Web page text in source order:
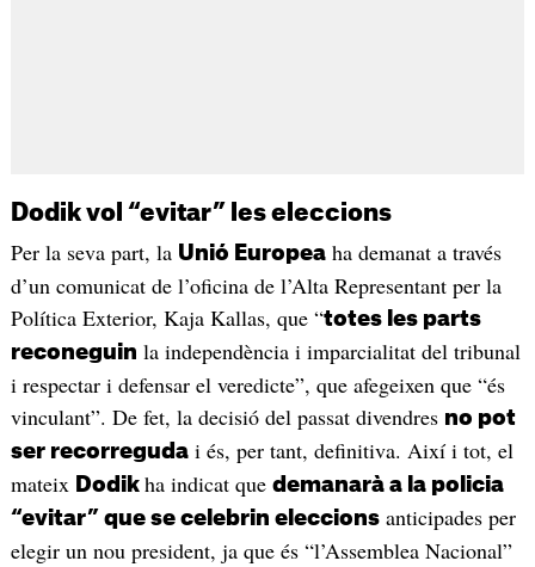
Dodik vol “evitar” les eleccions
Per la seva part, la Unió Europeaha demanat a través
d’un comunicat de l’oficina de l’Alta Representant per la
Política Exterior, Kaja Kallas, que “totes les parts
reconeguin la independència i imparcialitat del tribunal
i respectar i defensar el veredicte”, que afegeixen que “és
vinculant”. De fet, la decisió del passat divendres no pot
ser recorregudai és, per tant, definitiva. Així i tot, el
mateix Dodik ha indicat que demanarà a la policia
“evitar” que se celebrin eleccionsanticipades per
elegir un nou president, ja que és “l’Assemblea Nacional”